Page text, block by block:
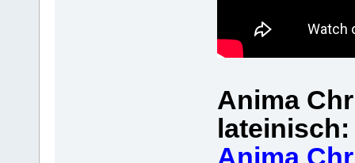
Anima
lateinisch: